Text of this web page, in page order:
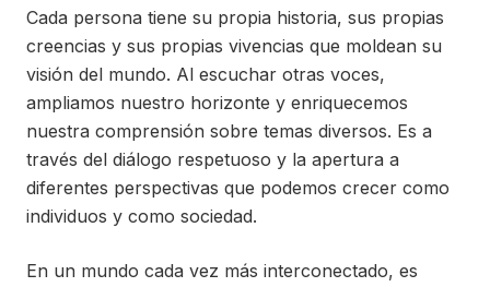
Cada persona tiene su propia historia, sus propias
creencias y sus propias vivencias que moldean su
visión del mundo. Al escuchar otras voces,
ampliamos nuestro horizonte y enriquecemos
nuestra comprensión sobre temas diversos. Es a
través del diálogo respetuoso y la apertura a
diferentes perspectivas que podemos crecer como
individuos y como sociedad.
En un mundo cada vez más interconectado, es